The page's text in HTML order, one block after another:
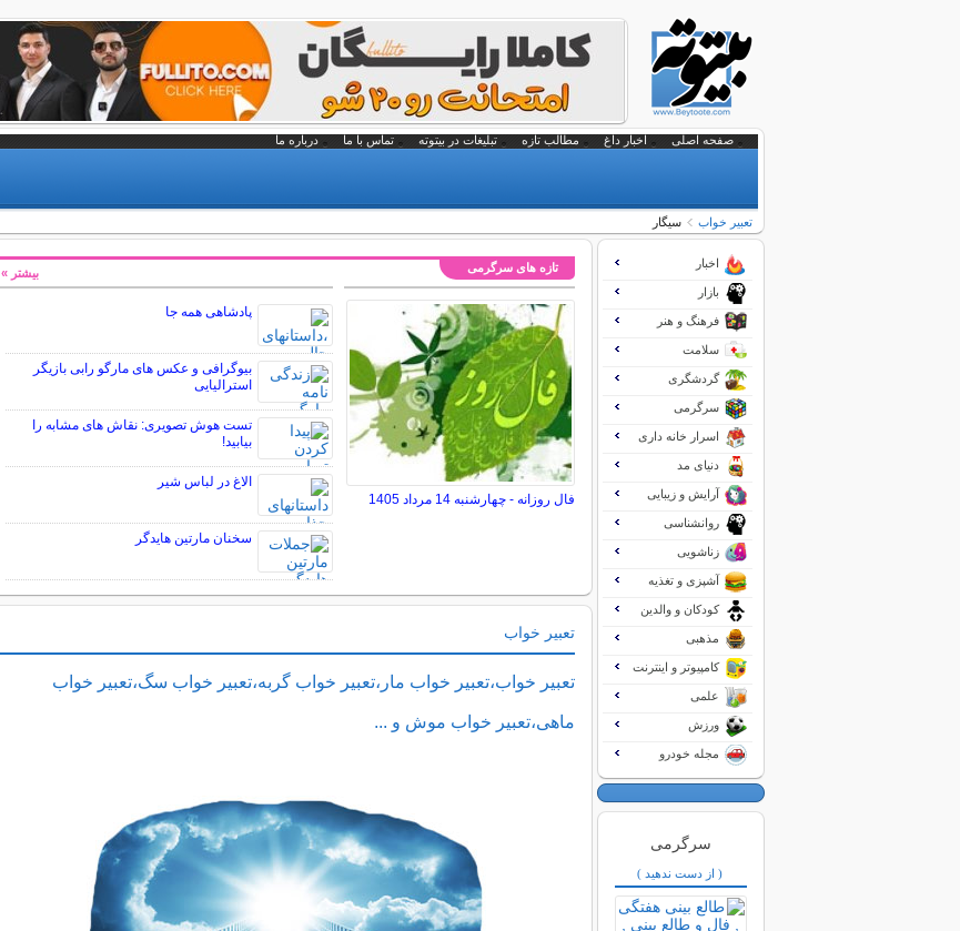
صفحه اصلی اخبار داغ مطالب تازه تبلیغات در بیتوته تماس با ما درباره ما
تعبير خواب سیگار
تازه های سرگرمی
فال روزانه - چهارشنبه 14 مرداد 1405
پادشاهی همه جا
بیوگرافی و عکس های مارگو رابی بازیگر
استرالیایی
تست هوش تصویری: نقاش های مشابه را
بیابید!
الاغ در لباس شیر
سخنان مارتین هایدگر
بیشتر »
تعبیر خواب
تعبیر خواب،تعبیر خواب مار،تعبیر خواب گربه،تعبیر خواب سگ،تعبیر خواب
ماهی،تعبیر خواب موش و ...
اخبار
بازار
فرهنگ و هنر
سلامت
گردشگری
سرگرمی
اسرار خانه داری
دنیای مد
آرایش و زیبایی
روانشناسی
زناشویی
آشپزی و تغذیه
کودکان و والدین
مذهبی
کامپیوتر و اینترنت
علمی
ورزش
مجله خودرو
سرگرمی
( از دست ندهید )